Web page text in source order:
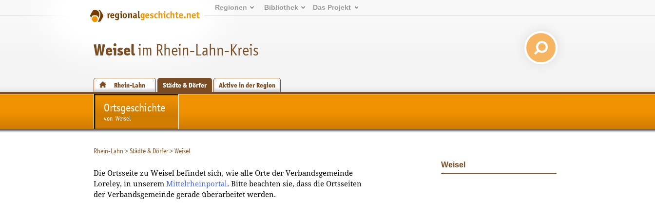
Regionen Bibliothek Das Projekt
Weiselim Rhein-Lahn-Kreis
Rhein-Lahn Städte & Dörfer Aktive in der Region
Ortsgeschichte
von Weisel
Rhein-Lahn >Städte & Dörfer>Weisel
Die Ortsseite zu Weisel befindet sich, wie alle Orte der Verbandsgemeinde
Loreley, in unserem Mittelrheinportal. Bitte beachten sie, dass die Ortsseiten
der Verbandsgemeinde gerade überarbeitet werden.
Weisel